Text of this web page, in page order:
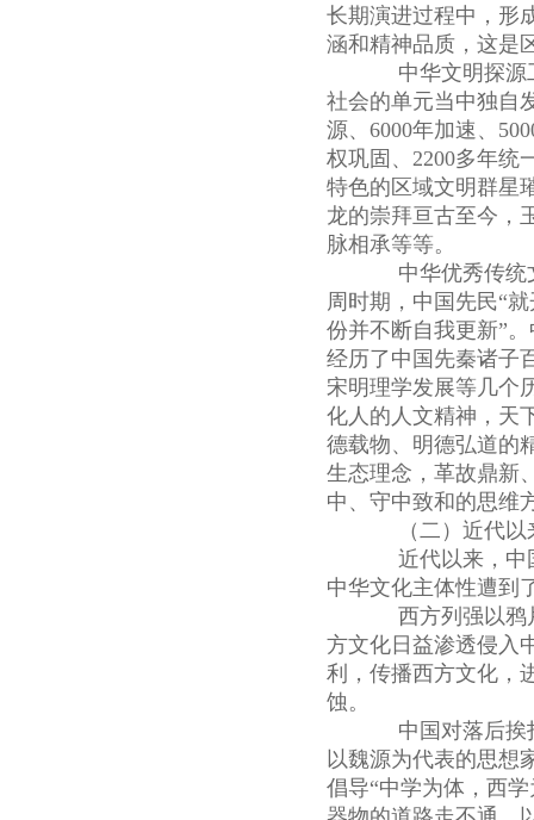
长期演进过程中，形
涵和精神品质，这是
中华文明探源工
社会的单元当中独自
源、6000年加速、
权巩固、2200多年统
特色的区域文明群星
龙的崇拜亘古至今，
脉相承等等。
中华优秀传统文
周时期，中国先民“
份并不断自我更新”
经历了中国先秦诸子
宋明理学发展等几个
化人的人文精神，天
德载物、明德弘道的
生态理念，革故鼎新
中、守中致和的思维
（二）近代以
近代以来，中国
中华文化主体性遭到
西方列强以鸦片
方文化日益渗透侵入
利，传播西方文化，
蚀。
中国对落后挨打
以魏源为代表的思想
倡导“中学为体，西